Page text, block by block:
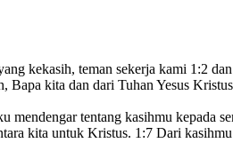
kekasih, teman sekerja kami 1:2
Bapa kita dan dari Tuhan Yesus Kristus
mendengar tentang kasihmu kepada
kita untuk Kristus. 1:7 Dari